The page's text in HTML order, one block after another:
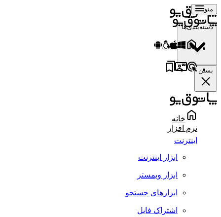
منو
دسته‌بندی‌ها
بستن
خانه
نرم افزار
اینترنت
ابزار اینترنت
ابزار وبمستر
ابزارهای جستجو
اشتراک فایل